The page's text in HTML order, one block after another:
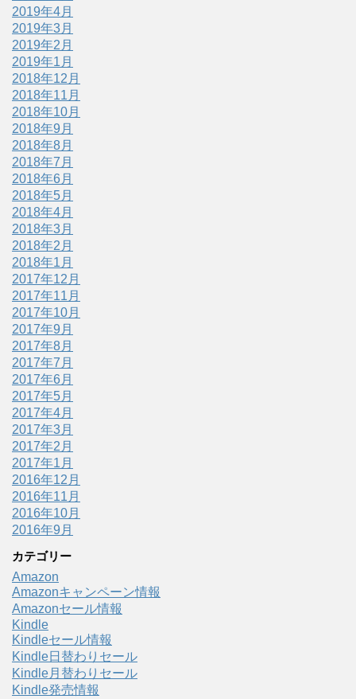
2019年4月
2019年3月
2019年2月
2019年1月
2018年12月
2018年11月
2018年10月
2018年9月
2018年8月
2018年7月
2018年6月
2018年5月
2018年4月
2018年3月
2018年2月
2018年1月
2017年12月
2017年11月
2017年10月
2017年9月
2017年8月
2017年7月
2017年6月
2017年5月
2017年4月
2017年3月
2017年2月
2017年1月
2016年12月
2016年11月
2016年10月
2016年9月
カテゴリー
Amazon
Amazonキャンペーン情報
Amazonセール情報
Kindle
Kindleセール情報
Kindle日替わりセール
Kindle月替わりセール
Kindle発売情報